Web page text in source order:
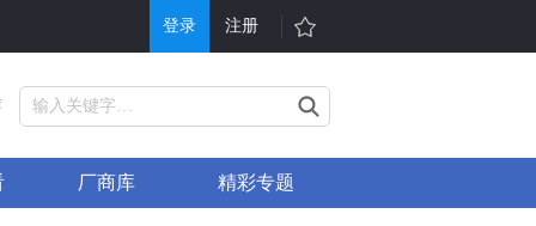
登录 注册
戏
大全
值
单机游戏
H5游戏平台
厂商库 精彩专题